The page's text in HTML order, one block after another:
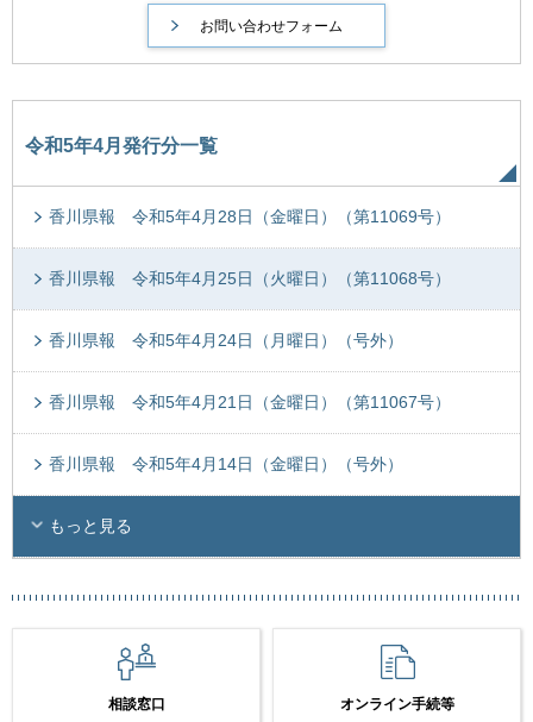
令和5年4月発行分一覧
香川県報 令和5年4月28日（金曜日）（第11069号）
香川県報 令和5年4月25日（火曜日）（第11068号）
香川県報 令和5年4月24日（月曜日）（号外）
香川県報 令和5年4月21日（金曜日）（第11067号）
香川県報 令和5年4月14日（金曜日）（号外）
もっと見る
相談窓口 オンライン手続等